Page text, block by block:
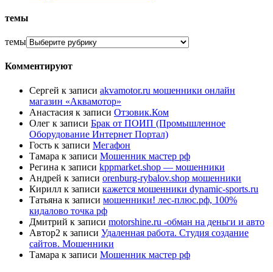
темы
темы
Комментируют
Сергей к записи akvamotor.ru мошенники онлайн
магазин «Аквамотор»
Анастасия к записи Отзовик.Ком
Олег к записи Брак от ПОИП (Промышленное
Оборудование Интернет Портал)
Гость к записи Мегафон
Тамара к записи Мошенник мастер рф
Регина к записи kppmarket.shop — мошенники
Андрей к записи orenburg-rybalov.shop мошенники
Кирилл к записи кажется мошенники dynamic-sports.ru
Татьяна к записи мошенники! лес-плюс.рф, 100%
кидалово точка рф
Дмитрий к записи motorshine.ru -обман на деньги и авто
Автор2 к записи Удаленная работа. Студия создание
сайтов. Мошенники
Тамара к записи Мошенник мастер рф